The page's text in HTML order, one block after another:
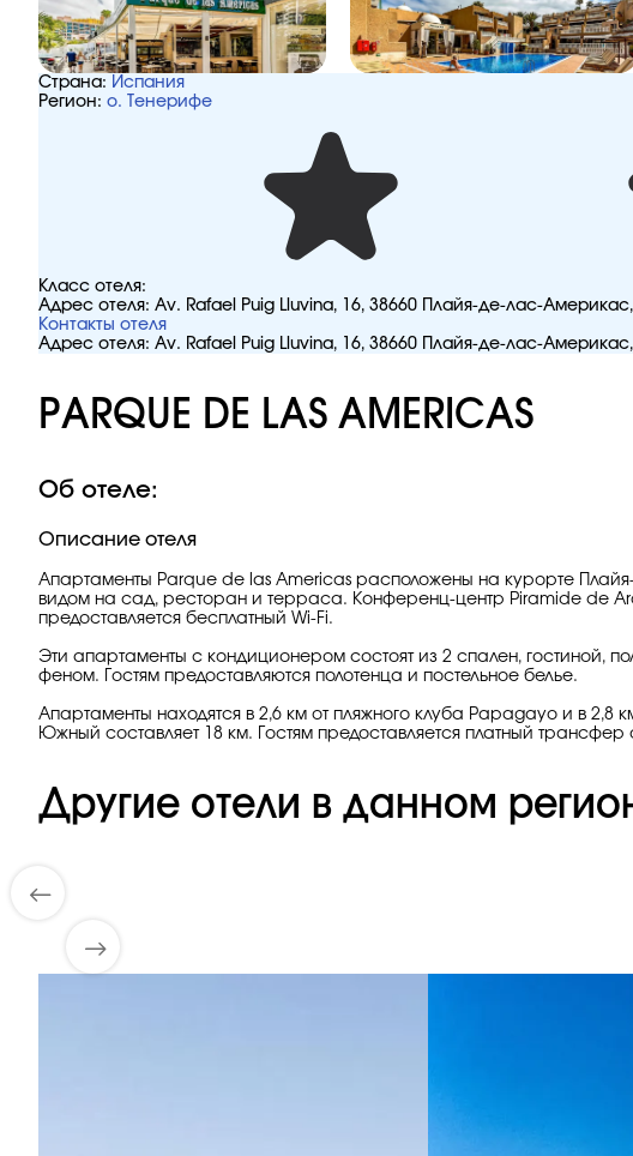
Страна: Испания
Регион: о. Тенерифе
Класс отеля:
Адрес отеля: Av. Rafael Puig Lluvina, 16, 38660 Плайя-де-лаc-
Контакты отеля
Адрес отеля: Av. Rafael Puig Lluvina, 16, 38660 Плайя-де-лаc-
PARQUE DE LAS AMERICAS
Об отеле:
Описание отеля
Апартаменты Parque de las Americas расположены на курорте
видом на сад, ресторан и терраса. Конференц-центр Piramide de
предоставляется бесплатный Wi-Fi.
Эти апартаменты с кондиционером состоят из 2 спален, гостиной,
феном. Гостям предоставляются полотенца и постельное белье.
Апартаменты находятся в 2,6 км от пляжного клуба Papagayo и в
Южный составляет 18 км. Гостям предоставляется платный
Другие отели в данном